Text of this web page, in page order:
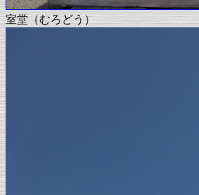
室堂（むろどう）